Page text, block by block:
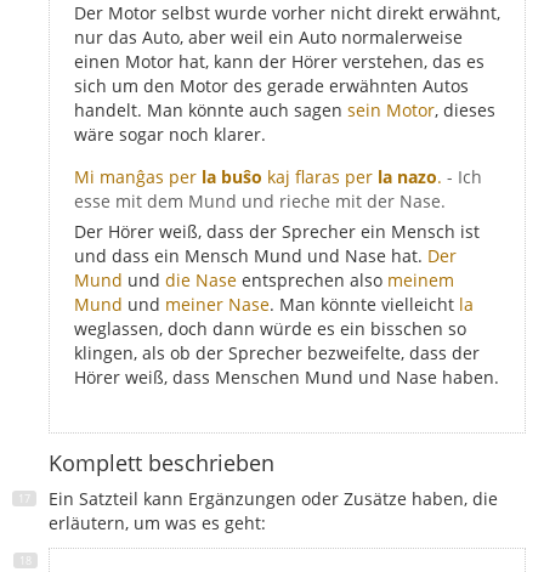
Der Motor selbst wurde vorher nicht direkt erwähnt,
nur das Auto, aber weil ein Auto normalerweise
einen Motor hat, kann der Hörer verstehen, das es
sich um den Motor des gerade erwähnten Autos
handelt. Man könnte auch sagen sein Motor, dieses
wäre sogar noch klarer.
Mi manĝas per la buŝo kaj flaras per la nazo. - Ich
esse mit dem Mund und rieche mit der Nase.
Der Hörer weiß, dass der Sprecher ein Mensch ist
und dass ein Mensch Mund und Nase hat. Der
Mund und die Nase entsprechen also meinem
Mund und meiner Nase. Man könnte vielleicht la
weglassen, doch dann würde es ein bisschen so
klingen, als ob der Sprecher bezweifelte, dass der
Hörer weiß, dass Menschen Mund und Nase haben.
Komplett beschrieben
Ein Satzteil kann Ergänzungen oder Zusätze haben, die
erläutern, um was es geht: